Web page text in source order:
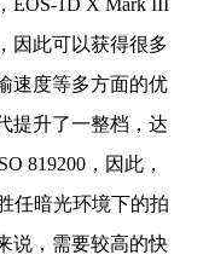
1D X Mark III
因此可以获得很多
速度等多方面的优
提升了一整档，达
819200，因此，
任暗光环境下的拍
说，需要较高的快